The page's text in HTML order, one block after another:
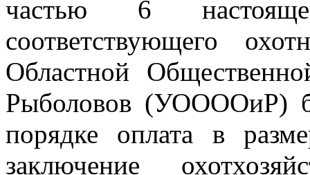
частью 6
соответствующего
Областной
Рыболовов (УООООиР)
порядке оплата в
заключение